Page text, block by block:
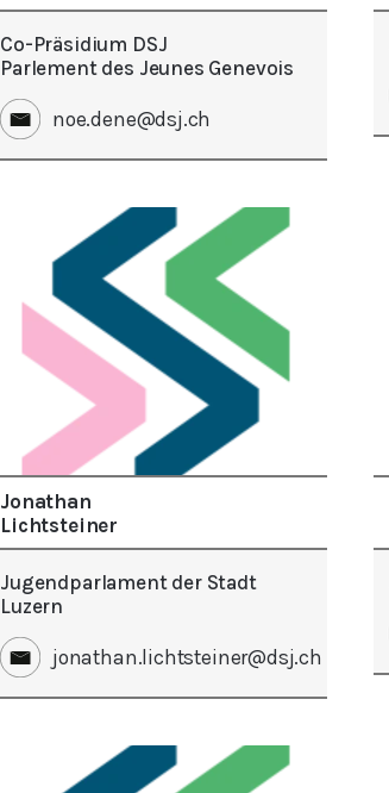
Co-Präsidium DSJ
Parlement des Jeunes Genevois
noe.dene@dsj.ch
Jonathan
Lichtsteiner
Jugendparlament der Stadt
Luzern
jonathan.lichtsteiner@dsj.ch